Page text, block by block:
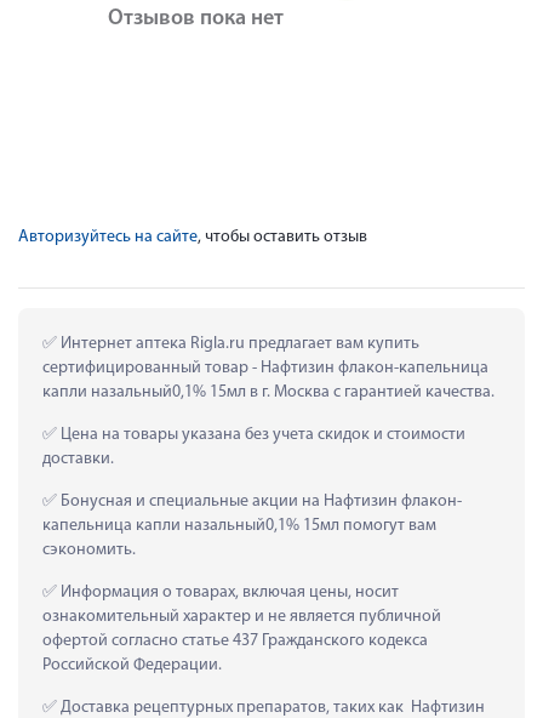
Отзывов пока нет
Авторизуйтесь на сайте, чтобы оставить отзыв
Интернет аптека Rigla.ru предлагает вам купить
сертифицированный товар - Нафтизин флакон-капельница
капли назальный0,1% 15мл в г. Москва с гарантией качества.
Цена на товары указана без учета скидок и стоимости
доставки.
Бонусная и специальные акции на Нафтизин флакон-
капельница капли назальный0,1% 15мл помогут вам
сэкономить.
Информация о товарах, включая цены, носит
ознакомительный характер и не является публичной
офертой согласно статье 437 Гражданского кодекса
Российской Федерации.
Доставка рецептурных препаратов, таких как  Нафтизин